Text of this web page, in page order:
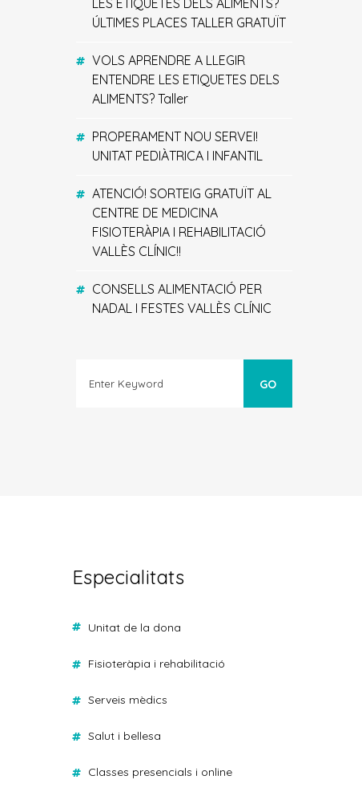
LES ETIQUETES DELS ALIMENTS?
ÚLTIMES PLACES TALLER GRATUÏT
VOLS APRENDRE A LLEGIR
ENTENDRE LES ETIQUETES DELS
ALIMENTS? Taller
PROPERAMENT NOU SERVEI!
UNITAT PEDIÀTRICA I INFANTIL
ATENCIÓ! SORTEIG GRATUÏT AL
CENTRE DE MEDICINA
FISIOTERÀPIA I REHABILITACIÓ
VALLÈS CLÍNIC!!
CONSELLS ALIMENTACIÓ PER
NADAL I FESTES VALLÈS CLÍNIC
Especialitats
unitat de la dona
fisioteràpia i rehabilitació
serveis mèdics
salut i bellesa
classes presencials i online